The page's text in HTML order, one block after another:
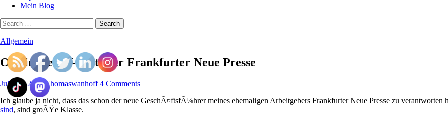
Mein Blog
Search
for:
Allgemein
Originelle TV-Spots der Frankfurter Neue Presse
July 18, 2007 Thomaswanhoff 4 Comments
Ich glaube ja nicht, dass das schon der neue GeschÃ¤ftsfÃ¼hrer meines ehemaligen Arbeitgebers Frankfurter Neue Presse zu verantworten
sind, sind groÃŸe Klasse.